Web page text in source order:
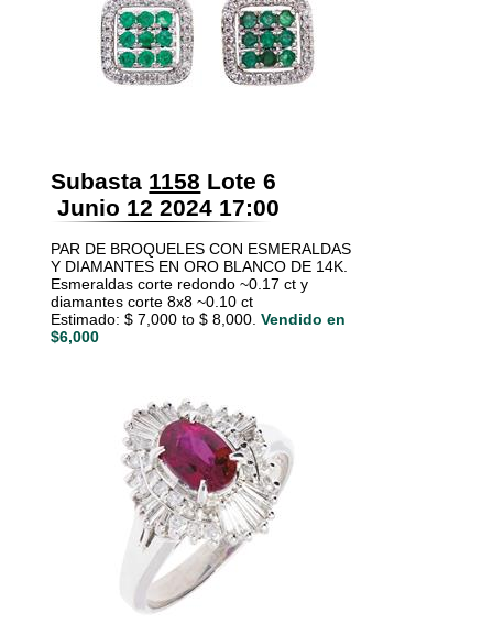
Subasta 1158 Lote 6
Junio 12 2024 17:00
PAR DE BROQUELES CON ESMERALDAS
Y DIAMANTES EN ORO BLANCO DE 14K.
Esmeraldas corte redondo ~0.17 ct y
diamantes corte 8x8 ~0.10 ct
Estimado: $ 7,000 to $ 8,000. Vendido en
$6,000